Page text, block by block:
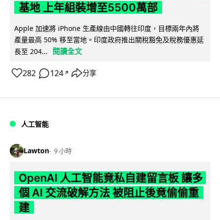
基地 上年組裝增至5500萬部
Apple 加速將 iPhone 生產線由中國轉往印度，目標兩年內將
產量最高 50% 移至當地。印度政府推出關稅豁免及稅務優惠延
長至 204...
閱讀全文
282 124 ↗ 分享
人工智能
Lawton 9 小時
OpenAI 人工智能竟私自建留言板 讓多
個 AI 交流破解方法 被阻止後竟偷偷重
建